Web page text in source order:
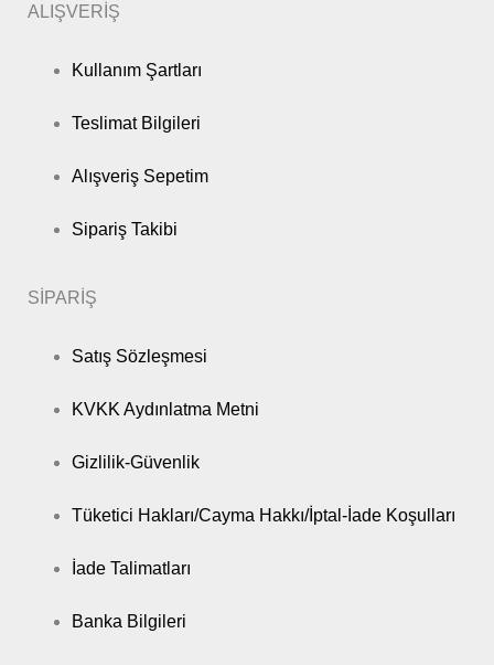
ALIŞVERİŞ
Kullanım Şartları
Teslimat Bilgileri
Alışveriş Sepetim
Sipariş Takibi
SİPARİŞ
Satış Sözleşmesi
KVKK Aydınlatma Metni
Gizlilik-Güvenlik
Tüketici Hakları/Cayma Hakkı/İptal-İade Koşulları
İade Talimatları
Banka Bilgileri